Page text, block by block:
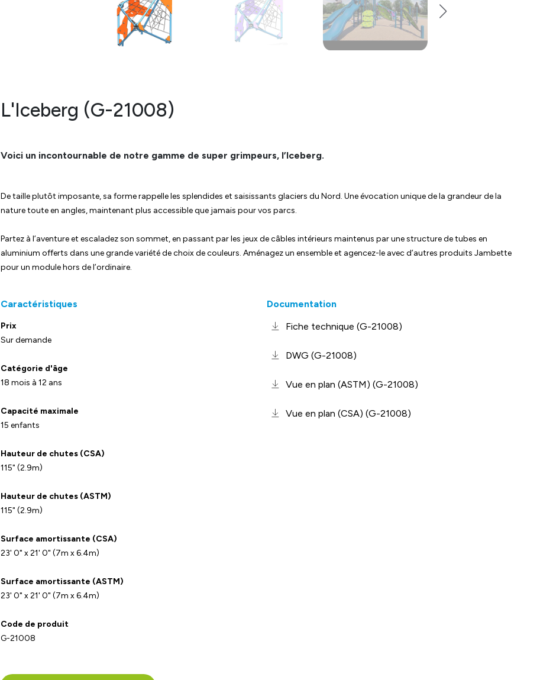
L'Iceberg (G-21008)
Voici un incontournable de notre gamme de super grimpeurs, l’Iceberg.
De taille plutôt imposante, sa forme rappelle les splendides et saisissants glaciers du Nord. Une évocation unique de la grandeur de la
nature toute en angles, maintenant plus accessible que jamais pour vos parcs.
Partez à l’aventure et escaladez son sommet, en passant par les jeux de câbles intérieurs maintenus par une structure de tubes en
aluminium offerts dans une grande variété de choix de couleurs. Aménagez un ensemble et agencez-le avec d’autres produits Jambette
pour un module hors de l’ordinaire.
Caractéristiques
Prix
Sur demande
Catégorie d'âge
18 mois à 12 ans
Capacité maximale
15 enfants
Hauteur de chutes (CSA)
115" (2.9m)
Hauteur de chutes (ASTM)
115" (2.9m)
Surface amortissante (CSA)
23' 0" x 21' 0" (7m x 6.4m)
Surface amortissante (ASTM)
23' 0" x 21' 0" (7m x 6.4m)
Code de produit
G-21008
Documentation
Fiche technique (G-21008)
DWG (G-21008)
Vue en plan (ASTM) (G-21008)
Vue en plan (CSA) (G-21008)